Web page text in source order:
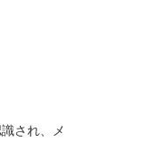
され、メ